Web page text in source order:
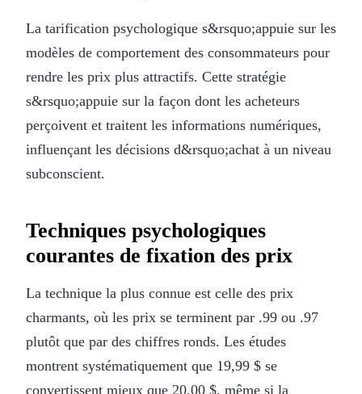
La tarification psychologique s&rsquo;appuie sur les
modèles de comportement des consommateurs pour
rendre les prix plus attractifs. Cette stratégie
s&rsquo;appuie sur la façon dont les acheteurs
perçoivent et traitent les informations numériques,
influençant les décisions d&rsquo;achat à un niveau
subconscient.
Techniques psychologiques
courantes de fixation des prix
La technique la plus connue est celle des prix
charmants, où les prix se terminent par .99 ou .97
plutôt que par des chiffres ronds. Les études
montrent systématiquement que 19,99 $ se
convertissent mieux que 20,00 $, même si la